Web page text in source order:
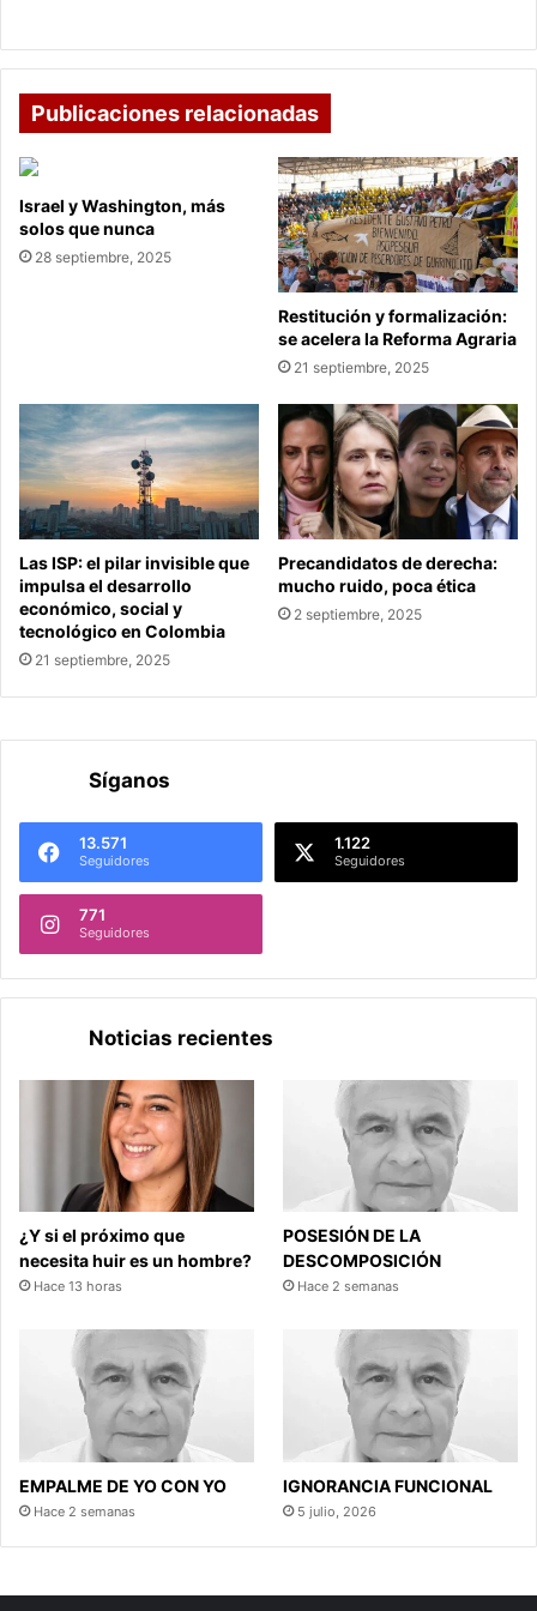
Publicaciones relacionadas
Israel y Washington, más
solos que nunca
28 septiembre, 2025
Restitución y formalización:
se acelera la Reforma Agraria
21 septiembre, 2025
Las ISP: el pilar invisible que
impulsa el desarrollo
económico, social y
tecnológico en Colombia
21 septiembre, 2025
Precandidatos de derecha:
mucho ruido, poca ética
2 septiembre, 2025
Síganos
13.571
Seguidores
1.122
Seguidores
771
Seguidores
Noticias recientes
¿Y si el próximo que
necesita huir es un hombre?
Hace 13 horas
POSESIÓN DE LA
DESCOMPOSICIÓN
Hace 2 semanas
EMPALME DE YO CON YO
Hace 2 semanas
IGNORANCIA FUNCIONAL
5 julio, 2026